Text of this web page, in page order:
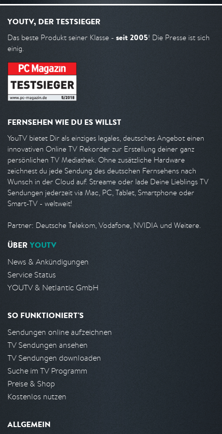
YOUTV, DER TESTSIEGER
Das beste Produkt seiner Klasse - seit 2005! Die Presse ist sich
einig.
FERNSEHEN WIE DU ES WILLST
YouTV bietet Dir als einziges legales, deutsches Angebot einen
innovativen Online TV Rekorder zur Erstellung deiner ganz
persönlichen TV Mediathek. Ohne zusätzliche Hardware
zeichnest du jede Sendung des deutschen Fernsehens nach
Wunsch in der Cloud auf. Streame oder lade Deine Lieblings TV
Sendungen jederzeit via Mac, PC, Tablet, Smartphone oder
Smart-TV - weltweit!
Partner: Deutsche Telekom, Vodafone, NVIDIA und Weitere.
ÜBER YOUTV
News & Ankündigungen
Service Status
YOUTV & Netlantic GmbH
SO FUNKTIONIERT'S
Sendungen online aufzeichnen
TV Sendungen ansehen
TV Sendungen downloaden
Suche im TV Programm
Preise & Shop
Kostenlos nutzen
ALLGEMEIN